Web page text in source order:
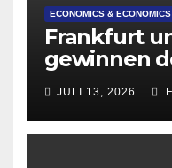
ECONOMICS &
Frankfurt
gewinnen
Attraktivität
JULI 13, 2026